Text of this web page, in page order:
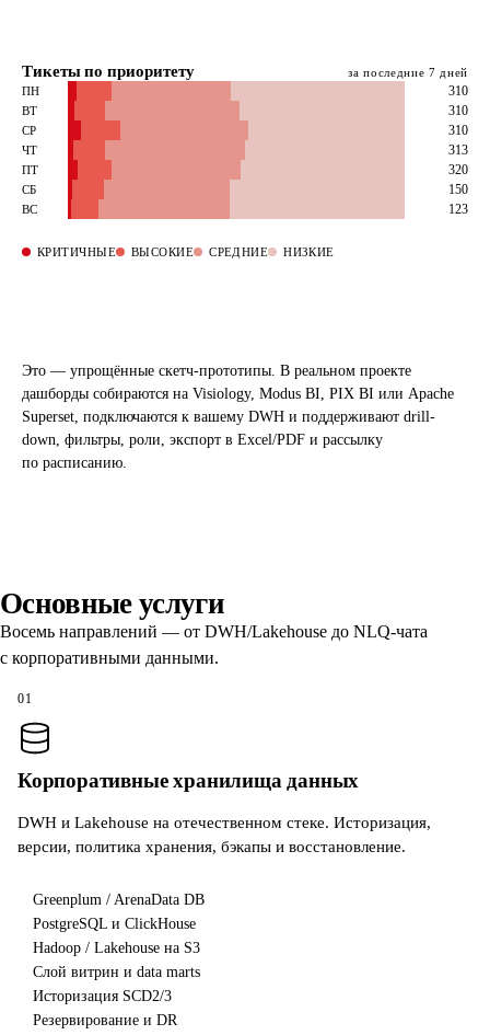
Тикеты по приоритету
за последние 7 дней
ПН
310
ВТ 310
СР 310
ЧТ 313
ПТ 320
СБ 150
ВС 123
КРИТИЧНЫЕ ВЫСОКИЕ СРЕДНИЕ НИЗКИЕ
Это — упрощённые скетч-прототипы. В реальном проекте
дашборды собираются на Visiology, Modus BI, PIX BI или Apache
Superset, подключаются к вашему DWH и поддерживают drill-
down, фильтры, роли, экспорт в Excel/PDF и рассылку
по расписанию.
Основные услуги
Восемь направлений — от DWH/Lakehouse до NLQ-чата
с корпоративными данными.
01
Корпоративные хранилища данных
DWH и Lakehouse на отечественном стеке. Историзация,
версии, политика хранения, бэкапы и восстановление.
Greenplum / ArenaData DB
PostgreSQL и ClickHouse
Hadoop / Lakehouse на S3
Слой витрин и data marts
Историзация SCD2/3
Резервирование и DR